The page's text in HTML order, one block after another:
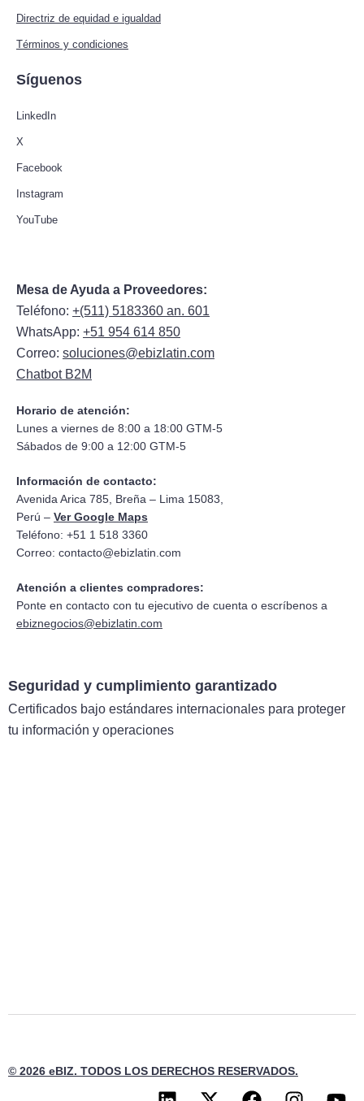
Directriz de equidad e igualdad
Términos y condiciones
Síguenos
LinkedIn
X
Facebook
Instagram
YouTube
Mesa de Ayuda a Proveedores:
Teléfono: +(511) 5183360 an. 601
WhatsApp: +51 954 614 850
Correo: soluciones@ebizlatin.com
Chatbot B2M
Horario de atención:
Lunes a viernes de 8:00 a 18:00 GTM-5
Sábados de 9:00 a 12:00 GTM-5
Información de contacto:
Avenida Arica 785, Breña – Lima 15083,
Perú – Ver Google Maps
Teléfono: +51 1 518 3360
Correo: contacto@ebizlatin.com
Atención a clientes compradores:
Ponte en contacto con tu ejecutivo de cuenta o escríbenos a
ebiznegocios@ebizlatin.com
Seguridad y cumplimiento garantizado
Certificados bajo estándares internacionales para proteger
tu información y operaciones
© 2026 eBIZ. TODOS LOS DERECHOS RESERVADOS.
L
X
F
I
Y